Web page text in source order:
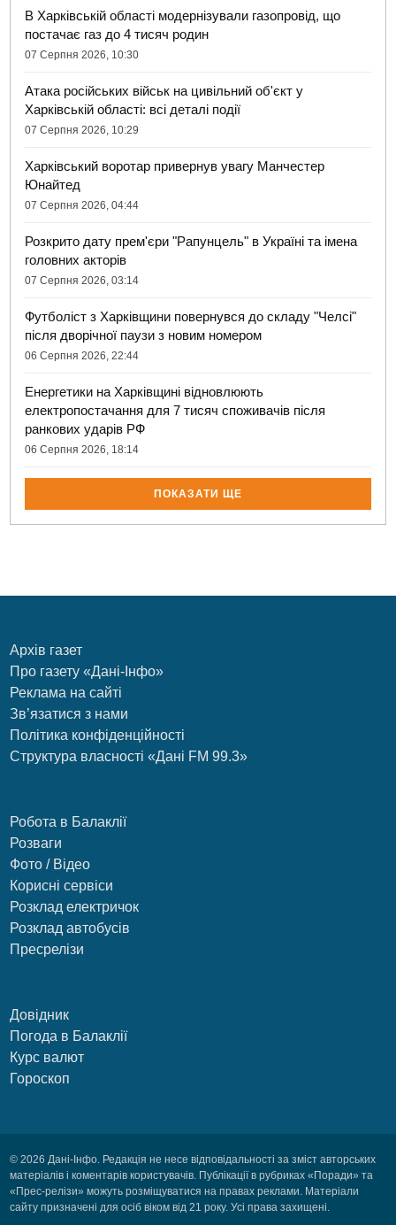
В Харківській області модернізували газопровід, що
постачає газ до 4 тисяч родин
07 Серпня 2026, 10:30
Атака російських військ на цивільний об'єкт у
Харківській області: всі деталі події
07 Серпня 2026, 10:29
Харківський воротар привернув увагу Манчестер
Юнайтед
07 Серпня 2026, 04:44
Розкрито дату прем'єри "Рапунцель" в Україні та імена
головних акторів
07 Серпня 2026, 03:14
Футболіст з Харківщини повернувся до складу "Челсі"
після дворічної паузи з новим номером
06 Серпня 2026, 22:44
Енергетики на Харківщині відновлюють
електропостачання для 7 тисяч споживачів після
ранкових ударів РФ
06 Серпня 2026, 18:14
ПОКАЗАТИ ЩЕ
Архів газет
Про газету «Дані-Інфо»
Реклама на сайті
Зв’язатися з нами
Політика конфіденційності
Структура власності «Дані FM 99.3»
Робота в Балаклії
Розваги
Фото / Відео
Корисні сервіси
Розклад електричок
Розклад автобусів
Пресрелізи
Довідник
Погода в Балаклії
Курс валют
Гороскоп
© 2026 Дані-Інфо. Редакція не несе відповідальності за зміст авторських
матеріалів і коментарів користувачів. Публікації в рубриках «Поради» та
«Прес-релізи» можуть розміщуватися на правах реклами. Матеріали
сайту призначені для осіб віком від 21 року. Усі права захищені.